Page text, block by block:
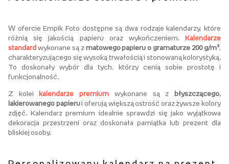
W ofercie Empik Foto dostępne są dwa rodzaje kalendarzy, które
różnią się jakością papieru oraz wykończeniem. Kalendarze
standard wykonane są z matowego papieru o gramaturze 200 g/m²,
charakteryzującego się wysoką trwałością i stonowaną kolorystyką.
To doskonały wybór dla tych, którzy cenią sobie prostotę i
funkcjonalność.
Z kolei kalendarze premium wykonane są z
błyszczącego,
lakierowanego papierui oferują większą ostrość oraz żywsze kolory
zdjęć. Kalendarz premium idealnie sprawdzi się jako wyjątkowa
dekoracja przestrzeni oraz doskonała pamiątka lub prezent dla
bliskiej osoby.